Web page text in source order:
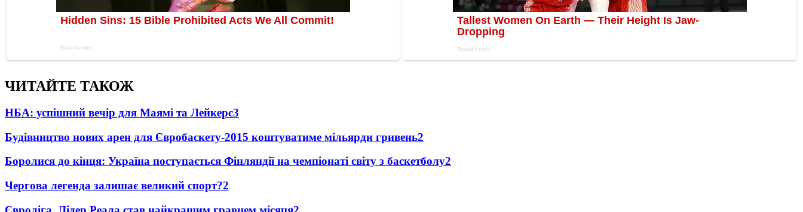
ЧИТАЙТЕ ТАКОЖ
НБА: успішний вечір для Маямі та Лейкерс3
Будівництво нових арен для Євробаскету-2015 коштуватиме мільярди гривень2
Боролися до кінця: Україна поступається Фінляндії на чемпіонаті світу з баскетболу2
Чергова легенда залишає великий спорт?2